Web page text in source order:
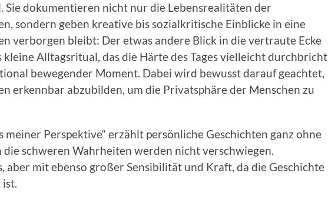
Sie dokumentieren nicht nur die Lebensrealitäten der
sondern geben kreative bis sozialkritische Einblicke in eine
verborgen bleibt: Der etwas andere Blick in die vertraute Ecke
kleine Alltagsritual, das die Härte des Tages vielleicht durchbricht
bewegender Moment. Dabei wird bewusst darauf geachtet,
erkennbar abzubilden, um die Privatsphäre der Menschen zu
meiner Perspektive“ erzählt persönliche Geschichten ganz ohne
die schweren Wahrheiten werden nicht verschwiegen.
aber mit ebenso großer Sensibilität und Kraft, da die Geschichte